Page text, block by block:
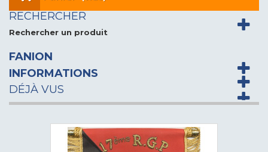
RECHERCHER
Rechercher un produit
FANION
INFORMATIONS
DÉJÀ VUS